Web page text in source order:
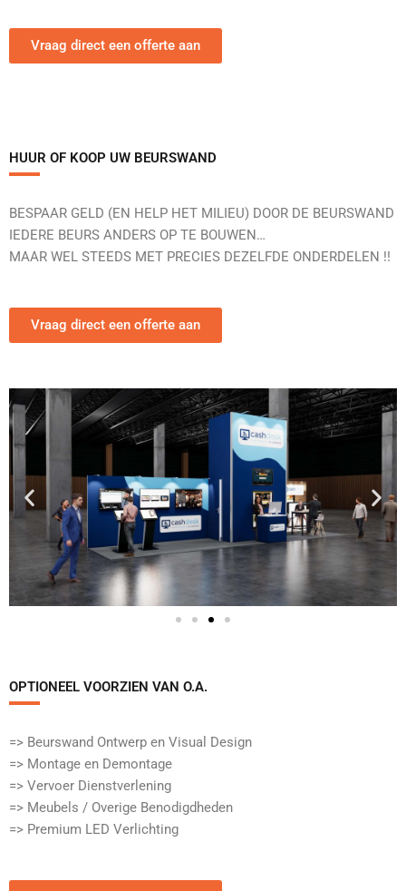
Vraag direct een offerte aan
HUUR OF KOOP UW BEURSWAND
BESPAAR GELD (EN HELP HET MILIEU) DOOR DE BEURSWAND
IEDERE BEURS ANDERS OP TE BOUWEN…
MAAR WEL STEEDS MET PRECIES DEZELFDE ONDERDELEN !!
Vraag direct een offerte aan
OPTIONEEL VOORZIEN VAN O.A.​
=> Beurswand Ontwerp en Visual Design
=> Montage en Demontage
=> Vervoer Dienstverlening
=> Meubels / Overige Benodigdheden
=> Premium LED Verlichting